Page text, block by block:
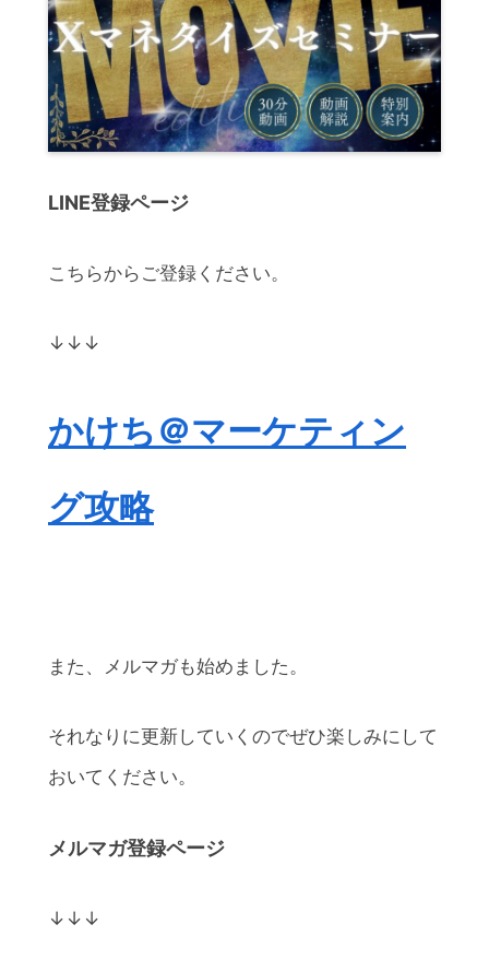
LINE登録ページ
こちらからご登録ください。
↓↓↓
かけち＠マーケティン
グ攻略
また、メルマガも始めました。
それなりに更新していくのでぜひ楽しみにして
おいてください。
メルマガ登録ページ
↓↓↓